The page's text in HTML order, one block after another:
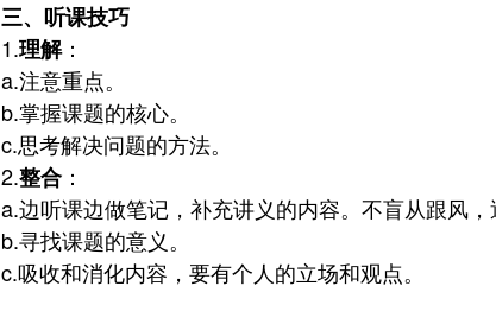
三、听课技巧
1.理解：
a.注意重点。
b.掌握课题的核心。
c.思考解决问题的方法。
2.整合：
a.边听课边做笔记，补充讲义的内容。不盲从跟风
b.寻找课题的意义。
c.吸收和消化内容，要有个人的立场和观点。